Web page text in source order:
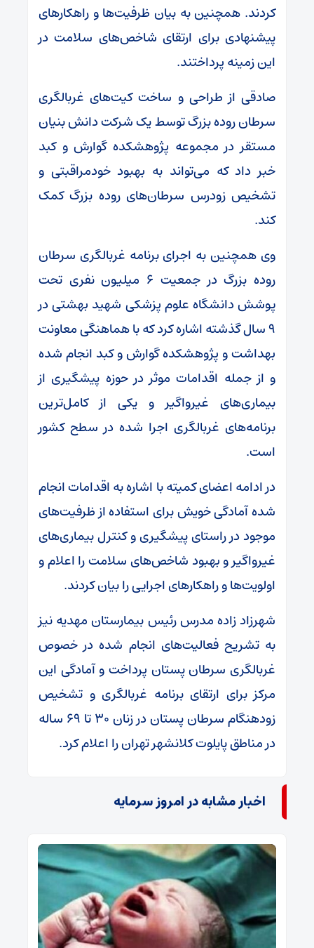
کردند. همچنین به بیان ظرفیت‌ها و راهکارهای
پیشنهادی برای ارتقای شاخص‌های سلامت در
این زمینه پرداختند.
صادقی از طراحی و ساخت کیت‌های غربالگری
سرطان روده بزرگ توسط یک شرکت دانش بنیان
مستقر در مجموعه پژوهشکده گوارش و کبد
خبر داد که می‌تواند به بهبود خودمراقبتی و
تشخیص زودرس سرطان‌های روده بزرگ کمک
کند.
وی همچنین به اجرای برنامه غربالگری سرطان
روده بزرگ در جمعیت ۶ میلیون نفری تحت
پوشش دانشگاه علوم پزشکی شهید بهشتی در
۹ سال گذشته اشاره کرد که با هماهنگی معاونت
بهداشت و پژوهشکده گوارش و کبد انجام شده
و از جمله اقدامات موثر در حوزه پیشگیری از
بیماری‌های غیرواگیر و یکی از کامل‌ترین
برنامه‌های غربالگری اجرا شده در سطح کشور
است.
در ادامه اعضای کمیته با اشاره به اقدامات انجام
شده آمادگی خویش برای استفاده از ظرفیت‌های
موجود در راستای پیشگیری و کنترل بیماری‌های
غیرواگیر و بهبود شاخص‌های سلامت را اعلام و
اولویت‌ها و راهکارهای اجرایی را بیان کردند.
شهرزاد زاده مدرس رئیس بیمارستان مهدیه نیز
به تشریح فعالیت‌های انجام شده در خصوص
غربالگری سرطان پستان پرداخت و آمادگی این
مرکز برای ارتقای برنامه غربالگری و تشخیص
زودهنگام سرطان پستان در زنان ۳۰ تا ۶۹ ساله
در مناطق پایلوت کلانشهر تهران را اعلام کرد.
اخبار مشابه در امروز سرمایه